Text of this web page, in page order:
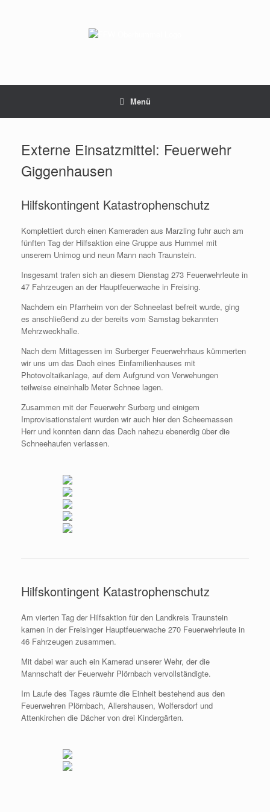
Menü
Externe Einsatzmittel: Feuerwehr
Giggenhausen
Hilfskontingent Katastrophenschutz
Komplettiert durch einen Kameraden aus Marzling fuhr auch am
fünften Tag der Hilfsaktion eine Gruppe aus Hummel mit
unserem Unimog und neun Mann nach Traunstein.
Insgesamt trafen sich an diesem Dienstag 273 Feuerwehrleute in
47 Fahrzeugen an der Hauptfeuerwache in Freising.
Nachdem ein Pfarrheim von der Schneelast befreit wurde, ging
es anschließend zu der bereits vom Samstag bekannten
Mehrzweckhalle.
Nach dem Mittagessen im Surberger Feuerwehrhaus kümmerten
wir uns um das Dach eines Einfamilienhauses mit
Photovoltaikanlage, auf dem Aufgrund von Verwehungen
teilweise eineinhalb Meter Schnee lagen.
Zusammen mit der Feuerwehr Surberg und einigem
Improvisationstalent wurden wir auch hier den Scheemassen
Herr und konnten dann das Dach nahezu ebenerdig über die
Schneehaufen verlassen.
Hilfskontingent Katastrophenschutz
Am vierten Tag der Hilfsaktion für den Landkreis Traunstein
kamen in der Freisinger Hauptfeuerwache 270 Feuerwehrleute in
46 Fahrzeugen zusammen.
Mit dabei war auch ein Kamerad unserer Wehr, der die
Mannschaft der Feuerwehr Plörnbach vervollständigte.
Im Laufe des Tages räumte die Einheit bestehend aus den
Feuerwehren Plörnbach, Allershausen, Wolfersdorf und
Attenkirchen die Dächer von drei Kindergärten.